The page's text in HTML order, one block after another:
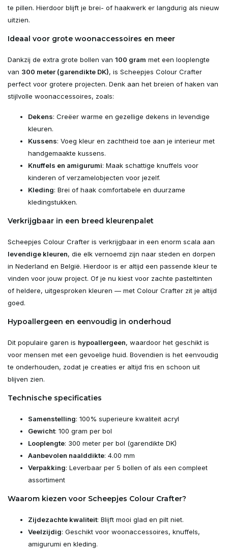
te pillen. Hierdoor blijft je brei- of haakwerk er langdurig als nieuw
uitzien.
Ideaal voor grote woonaccessoires en meer
Dankzij de extra grote bollen van 100 gram met een looplengte
van 300 meter (garendikte DK), is Scheepjes Colour Crafter
perfect voor grotere projecten. Denk aan het breien of haken van
stijlvolle woonaccessoires, zoals:
Dekens: Creëer warme en gezellige dekens in levendige
kleuren.
Kussens: Voeg kleur en zachtheid toe aan je interieur met
handgemaakte kussens.
Knuffels en amigurumi: Maak schattige knuffels voor
kinderen of verzamelobjecten voor jezelf.
Kleding: Brei of haak comfortabele en duurzame
kledingstukken.
Verkrijgbaar in een breed kleurenpalet
Scheepjes Colour Crafter is verkrijgbaar in een enorm scala aan
levendige kleuren, die elk vernoemd zijn naar steden en dorpen
in Nederland en België. Hierdoor is er altijd een passende kleur te
vinden voor jouw project. Of je nu kiest voor zachte pasteltinten
of heldere, uitgesproken kleuren — met Colour Crafter zit je altijd
goed.
Hypoallergeen en eenvoudig in onderhoud
Dit populaire garen is hypoallergeen, waardoor het geschikt is
voor mensen met een gevoelige huid. Bovendien is het eenvoudig
te onderhouden, zodat je creaties er altijd fris en schoon uit
blijven zien.
Technische specificaties
Samenstelling: 100% superieure kwaliteit acryl
Gewicht: 100 gram per bol
Looplengte: 300 meter per bol (garendikte DK)
Aanbevolen naalddikte: 4.00 mm
Verpakking: Leverbaar per 5 bollen of als een compleet
assortiment
Waarom kiezen voor Scheepjes Colour Crafter?
Zijdezachte kwaliteit: Blijft mooi glad en pilt niet.
Veelzijdig: Geschikt voor woonaccessoires, knuffels,
amigurumi en kleding.